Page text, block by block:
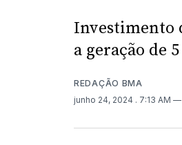
Investimento
a geração de
REDAÇÃO BMA
junho 24, 2024 . 7:13 AM